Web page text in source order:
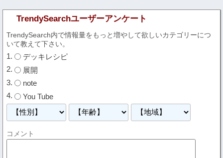
TrendySearchユーザーアンケート
TrendySearch内で情報量をもっと増やして欲しいカテゴリーにつ
いて教えて下さい。
デッキレシピ
展開
note
You Tube
コメント